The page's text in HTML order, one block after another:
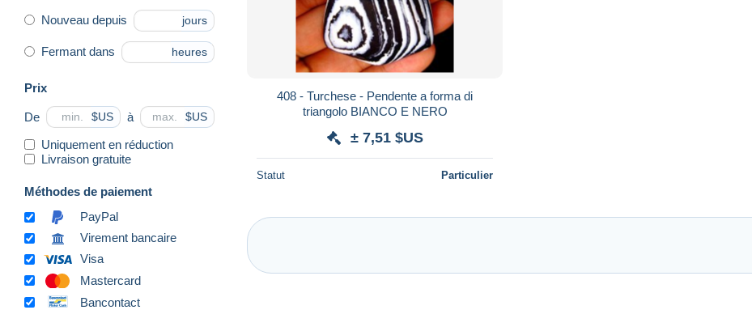
Nouveau depuis jours
Fermant dans heures
Prix
De $US à $US
Uniquement en réduction
Livraison gratuite
Méthodes de paiement
PayPal
Virement bancaire
Visa
Mastercard
Bancontact
408 - Turchese - Pendente a forma di
triangolo BIANCO E NERO
± 7,51 $US
Statut Particulier